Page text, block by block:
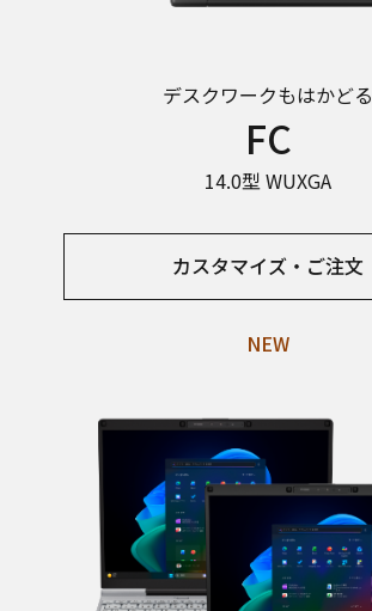
デスクワークもはかどる
FC
14.0型 WUXGA
カスタマイズ・ご注文